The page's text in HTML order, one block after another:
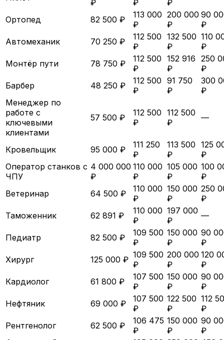
₽ ₽ ₽
Ортопед 82 500 ₽
113 000
₽
200 000
₽
90
₽
Автомеханик
70 250 ₽
112 500
₽
132 500
₽
110
₽
Монтёр пути
78 750 ₽
112 500
₽
152 916
₽
250
₽
Барбер
48 250 ₽
112 500
₽
91 750
₽
300
₽
Менеджер по
работе с
ключевыми
клиентами
57 500 ₽
112 500
₽
112 500
₽
—
Кровельщик 95 000 ₽
111 250
₽
113 500
₽
125
₽
Оператор станков с
ЧПУ
4 000 000
₽
110 000
₽
105 000
₽
100
₽
Ветеринар
64 500 ₽
110 000
₽
150 000
₽
250
₽
Таможенник
62 891 ₽
110 000
₽
197 000
₽
—
Педиатр 82 500 ₽
109 500
₽
150 000
₽
90
₽
Хирург
125 000 ₽ 109 500
₽
200 000
₽
120
₽
Кардиолог
61 800 ₽
107 500
₽
150 000
₽
90
₽
Нефтяник
69 000 ₽
107 500
₽
122 500
₽
112
₽
Рентгенолог
62 500 ₽
106 475
₽
150 000
₽
90
₽